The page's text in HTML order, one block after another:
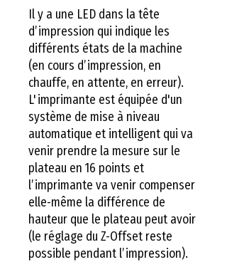
Il y a une LED dans la tête
d’impression qui indique les
différents états de la machine
(en cours d’impression, en
chauffe, en attente, en erreur).
L'imprimante est équipée d'un
système de mise à niveau
automatique et intelligent qui va
venir prendre la mesure sur le
plateau en 16 points et
l’imprimante va venir compenser
elle-même la différence de
hauteur que le plateau peut avoir
(le réglage du Z-Offset reste
possible pendant l’impression).